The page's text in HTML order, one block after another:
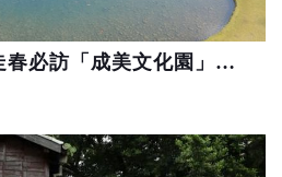
日系落羽松秘境！走春必訪「成美文化園」公堂140週年慶典 湖心音樂藝術季登場